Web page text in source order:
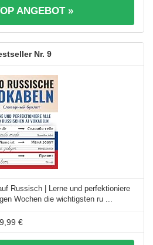
ANGEBOT »
9
Russisch | Lerne und perfektioniere
Wochen die wichtigsten ru ...
€